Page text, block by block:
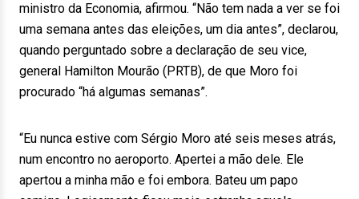
ministro da Economia, afirmou. “Não tem nada a ver se foi
uma semana antes das eleições, um dia antes”, declarou,
quando perguntado sobre a declaração de seu vice,
general Hamilton Mourão (PRTB), de que Moro foi
procurado “há algumas semanas”.
“Eu nunca estive com Sérgio Moro até seis meses atrás,
num encontro no aeroporto. Apertei a mão dele. Ele
apertou a minha mão e foi embora. Bateu um papo